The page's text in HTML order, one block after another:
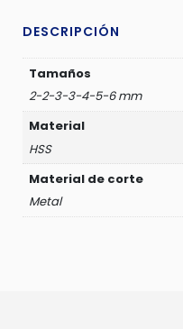
-
cantidad
DESCRIPCIÓN
Tamaños
2-2-3-3-4-5-6 mm
Material
HSS
Material de corte
Metal